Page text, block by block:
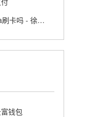
徐州POS机可以支持信用ka刷卡吗 - 徐州POS机
钱包